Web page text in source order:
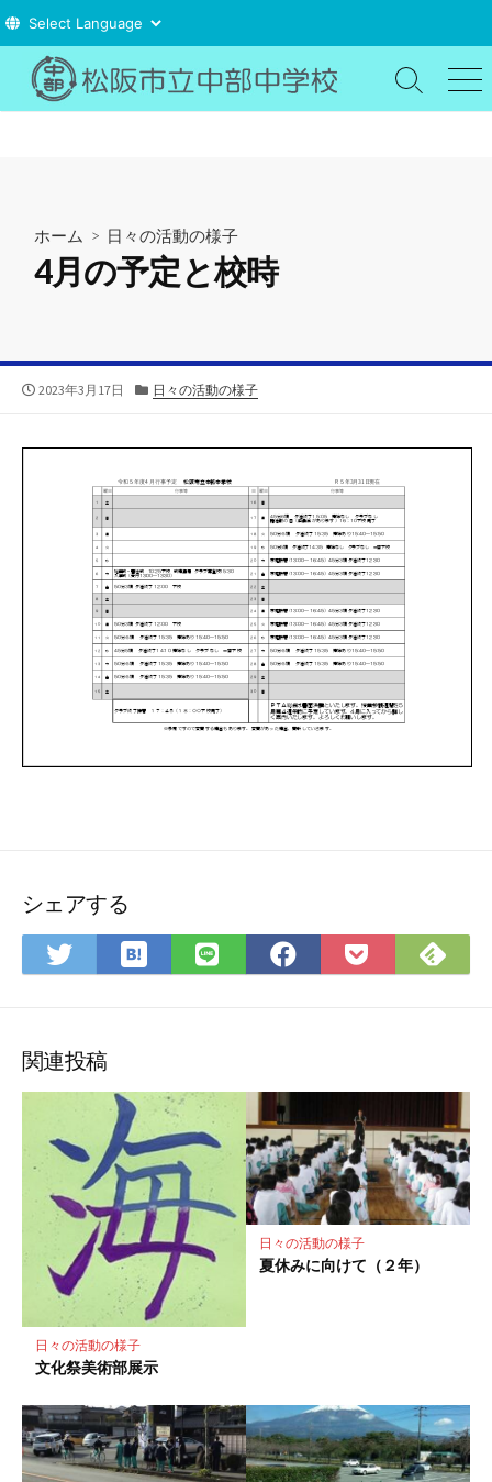
テ
検
索
メ
ニ
ホーム > 日々の活動の様子
4月の予定と校時
公
2023年3月17日
カ
リ
日々の活動の様子
シェアする
Twitter
で
ア
は
て
ク
マ
ー
ク
に
保
存
LINE
で
Facebook
で
Pocket
に
で
関連投稿
日々の活動の様子
文化祭美術部展示
日々の活動の様子
夏休みに向けて（２年）